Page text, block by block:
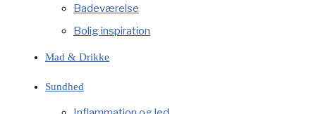
Badeværelse
Bolig inspiration
Mad & Drikke
Sundhed